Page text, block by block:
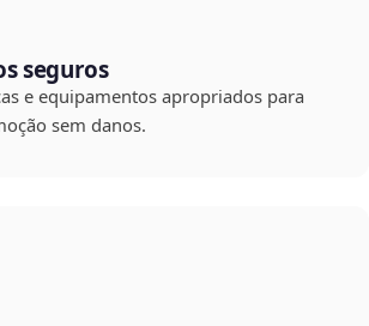
seguros
e equipamentos apropriados para
sem danos.